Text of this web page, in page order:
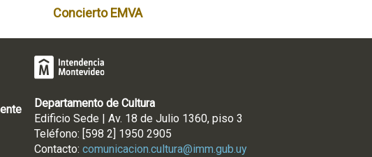
Concierto EMVA
Departamento de Cultura
Edificio Sede | Av. 18 de Julio 1360, piso 3
Teléfono: [598 2] 1950 2905
Contacto: comunicacion.cultura@imm.gub.uy